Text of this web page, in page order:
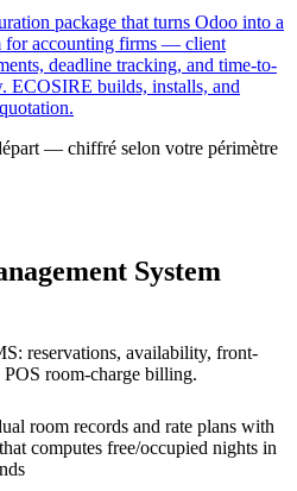
package that turns Odoo into a
for accounting firms — client
deadline tracking, and time-to-
builds, installs, and
— chiffré selon votre périmètre
System
reservations, availability, front-
room-charge billing.
room records and rate plans with
computes free/occupied nights in